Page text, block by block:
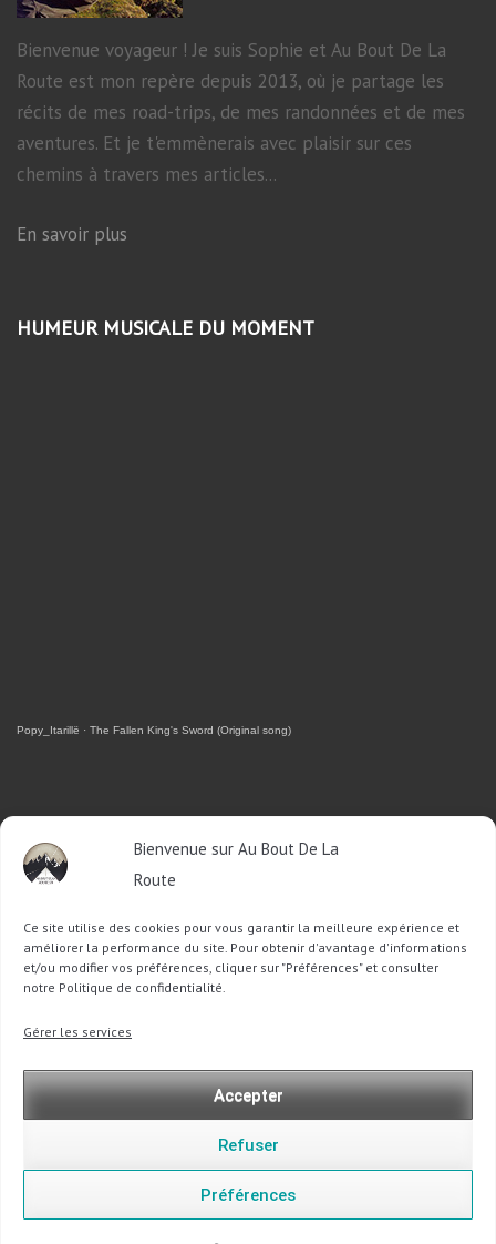
Bienvenue sur Au Bout De La
Route
Ce site utilise des cookies pour vous garantir la meilleure expérience et
améliorer la performance du site. Pour obtenir d'avantage d'informations
et/ou modifier vos préférences, cliquer sur "Préférences" et consulter
notre Politique de confidentialité.
Gérer les services
Accepter
Refuser
Préférences
Bienvenue voyageur ! Je suis Sophie et Au Bout De La
Route est mon repère depuis 2013, où je partage les
récits de mes road-trips, de mes randonnées et de mes
aventures. Et je t'emmènerais avec plaisir sur ces
chemins à travers mes articles...
En savoir plus
HUMEUR MUSICALE DU MOMENT
Popy_Itarillë · The Fallen King's Sword (Original song)
RETROUVEZ-MOI SUR FACEBOOK
OU SUR TWITTER
Follow @Sophie_ABDLRTweet to @Sophie_ABDLR
:
Copyright @ 2013-2026 Au Bout De La Route |Mentions légales